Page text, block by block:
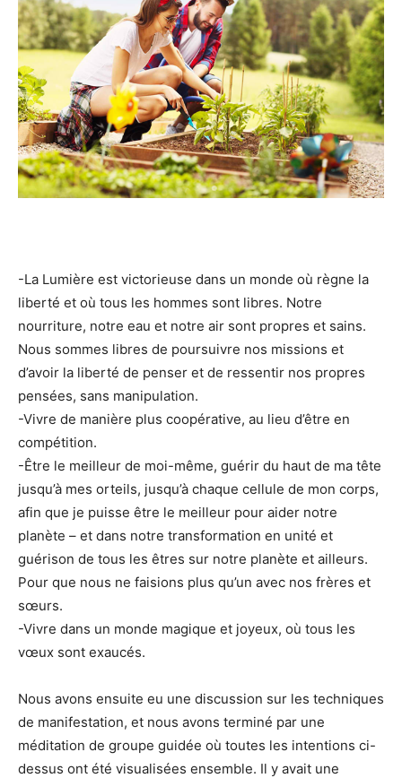
-La Lumière est victorieuse dans un monde où règne la
liberté et où tous les hommes sont libres. Notre
nourriture, notre eau et notre air sont propres et sains.
Nous sommes libres de poursuivre nos missions et
d’avoir la liberté de penser et de ressentir nos propres
pensées, sans manipulation.
-Vivre de manière plus coopérative, au lieu d’être en
compétition.
-Être le meilleur de moi-même, guérir du haut de ma tête
jusqu’à mes orteils, jusqu’à chaque cellule de mon corps,
afin que je puisse être le meilleur pour aider notre
planète – et dans notre transformation en unité et
guérison de tous les êtres sur notre planète et ailleurs.
Pour que nous ne faisions plus qu’un avec nos frères et
sœurs.
-Vivre dans un monde magique et joyeux, où tous les
vœux sont exaucés.
Nous avons ensuite eu une discussion sur les techniques
de manifestation, et nous avons terminé par une
méditation de groupe guidée où toutes les intentions ci-
dessus ont été visualisées ensemble. Il y avait une